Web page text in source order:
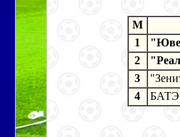
M
1
2
3
4
БАТЭ